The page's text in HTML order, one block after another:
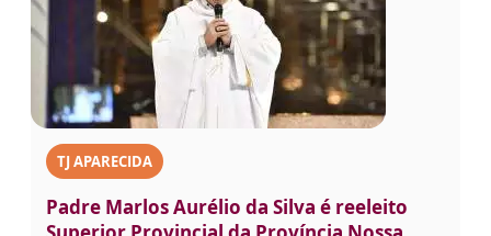
TJ APARECIDA
Padre Marlos Aurélio da Silva é reeleito